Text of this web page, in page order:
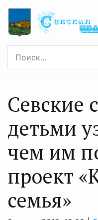
Севские
детьми
чем им
проект
семья»